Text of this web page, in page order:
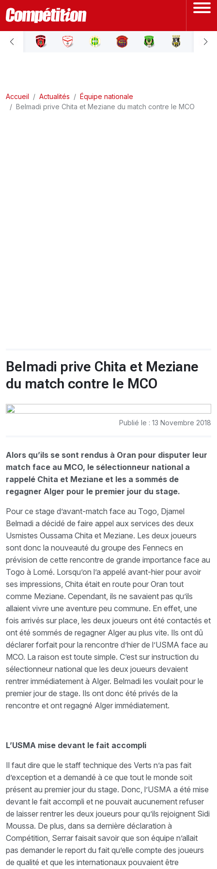
ACCUEIL
LIGUE 2
Accueil Actualités
Équipe nationale
Belmadi prive Chita et Meziane du match contre le MCO
Belmadi prive Chita et Meziane
du match contre le MCO
Publié le : 13 Novembre 2018
Alors qu’ils se sont rendus à Oran pour disputer leur
match face au MCO, le sélectionneur national a
rappelé Chita et Meziane et les a sommés de
regagner Alger pour le premier jour du stage.
Pour ce stage d’avant-match face au Togo, Djamel
Belmadi a décidé de faire appel aux services des deux
Usmistes Oussama Chita et Meziane. Les deux joueurs
sont donc la nouveauté du groupe des Fennecs en
prévision de cette rencontre de grande importance face au
Togo à Lomé. Lorsqu’on l’a appelé avant-hier pour avoir
ses impressions, Chita était en route pour Oran tout
comme Meziane. Cependant, ils ne savaient pas qu’ils
allaient vivre une aventure peu commune. En effet, une
fois arrivés sur place, les deux joueurs ont été contactés et
ont été sommés de regagner Alger au plus vite. Ils ont dû
déclarer forfait pour la rencontre d’hier de l’USMA face au
MCO. La raison est toute simple. C’est sur instruction du
sélectionneur national que les deux joueurs devaient
rentrer immédiatement à Alger. Belmadi les voulait pour le
premier jour de stage. Ils ont donc été privés de la
rencontre et ont regagné Alger immédiatement.
L’USMA mise devant le fait accompli
Il faut dire que le staff technique des Verts n’a pas fait
d’exception et a demandé à ce que tout le monde soit
présent au premier jour du stage. Donc, l’USMA a été mise
devant le fait accompli et ne pouvait aucunement refuser
de laisser rentrer les deux joueurs pour qu’ils rejoignent Sidi
Moussa. De plus, dans sa dernière déclaration à
Compétition, Serrar faisait savoir que son équipe n’allait
pas demander le report du fait qu’elle compte des joueurs
de qualité et que les internationaux pouvaient être